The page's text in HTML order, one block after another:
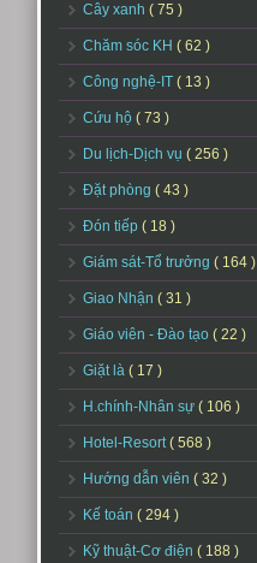
Cây xanh ( 75 )
Chăm sóc KH ( 62 )
Công nghệ-IT ( 13 )
Cứu hộ ( 73 )
Du lịch-Dịch vụ ( 256 )
Đặt phòng ( 43 )
Đón tiếp ( 18 )
Giám sát-Tổ trưởng ( 164 )
Giao Nhận ( 31 )
Giáo viên - Đào tạo ( 22 )
Giặt là ( 17 )
H.chính-Nhân sự ( 106 )
Hotel-Resort( 568 )
Hướng dẫn viên ( 32 )
Kế toán ( 294 )
Kỹ thuật-Cơ điện ( 188 )